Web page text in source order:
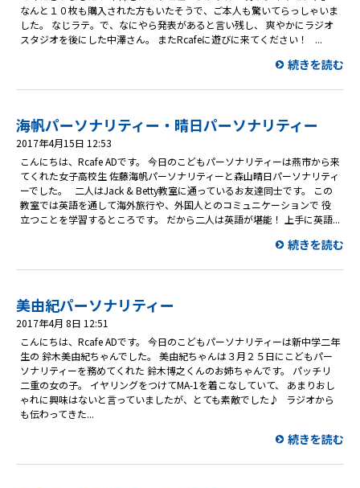
なんと１０枚も購入された方もいたそうで、ご本人も驚いてらっしゃいま
した。 なじラテ。で、なにやら発表があると言い残し、 爽やかにラジオ
スタジオを後にした中澤さん。 またRcafeに遊びに来てください！ ...
続きを読む
海帆パーソナリティー・晴日パーソナリティー
2017年4月15日 12:53
こんにちは、Rcafe ADです。 今日のこどもパーソナリティーは燕市から来
てくれた女子高校生 佐藤海帆パーソナリティーと森山晴日パーソナリティ
ーでした。 二人はJack & Betty教室に通っているお友達同士です。 この
教室では英語を通して海外旅行や、外国人とのコミュニケーションで 役
立つことを学習するところです。 だから二人は英語が堪能！ 上手に英語...
続きを読む
美由紀パーソナリティー
2017年4月 8日 12:51
こんにちは、Rcafe ADです。 今日のこどもパーソナリティーは新中学二年
生の 鈴木美由紀ちゃんでした。 美由紀ちゃんは３月２５日にこどもパー
ソナリティーを務めてくれた 鈴木博之くんのお姉ちゃんです。 パッチリ
二重の女の子。 イヤリングをつけてMA-1を着こなしていて、 あまりおし
ゃれに興味はないと言っていましたが、とても素敵でした♪ ラジオから
も伝わってきた...
続きを読む